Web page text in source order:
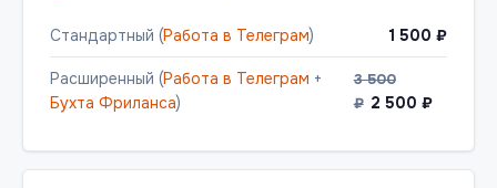
Стандартный (Работа в Телеграм) 1 500 ₽
Расширенный (Работа в Телеграм +
Бухта Фриланса)
3 500
₽ 2 500 ₽